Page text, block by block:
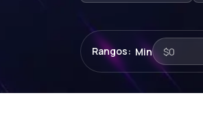
Rangos: Min